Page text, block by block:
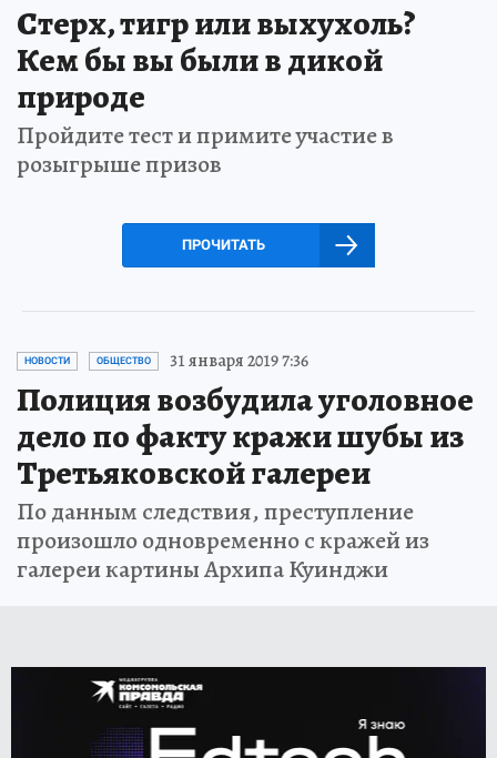
Стерх, тигр или выхухоль?
Кем бы вы были в дикой
природе
Пройдите тест и примите участие в
розыгрыше призов
ПРОЧИТАТЬ
НОВОСТИ ОБЩЕСТВО 31 января 2019 7:36
Полиция возбудила уголовное
дело по факту кражи шубы из
Третьяковской галереи
По данным следствия, преступление
произошло одновременно с кражей из
галереи картины Архипа Куинджи